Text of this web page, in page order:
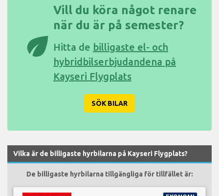
eco
Vill du köra något renare
när du är på semester?
Hitta de billigaste el- och
hybridbilserbjudandena på
Kayseri Flygplats
SÖK BILAR
Vilka är de billigaste hyrbilarna på Kayseri Flygplats?
De billigaste hyrbilarna tillgängliga för tillfället är: